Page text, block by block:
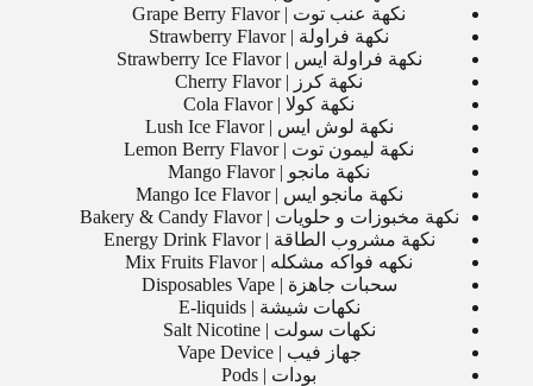
نكهة عنب توت | Grape Berry Flavor
نكهة فراولة | Strawberry Flavor
نكهة فراولة ايس | Strawberry Ice Flavor
نكهة كرز | Cherry Flavor
نكهة كولا | Cola Flavor
نكهة لوش ايس | Lush Ice Flavor
نكهة ليمون توت | Lemon Berry Flavor
نكهة مانجو | Mango Flavor
نكهة مانجو ايس | Mango Ice Flavor
نكهة مخبوزات و حلويات | Bakery & Candy Flavor
نكهة مشروب الطاقة | Energy Drink Flavor
نكهه فواكه مشكله | Mix Fruits Flavor
سحبات جاهزة | Disposables Vape
نكهات شيشة | E-liquids
نكهات سولت | Salt Nicotine
جهاز فيب | Vape Device
بودات | Pods